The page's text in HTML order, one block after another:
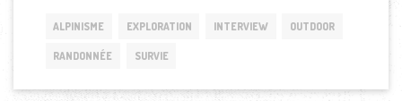
ALPINISME EXPLORATION INTERVIEW OUTDOOR
RANDONNÉE SURVIE